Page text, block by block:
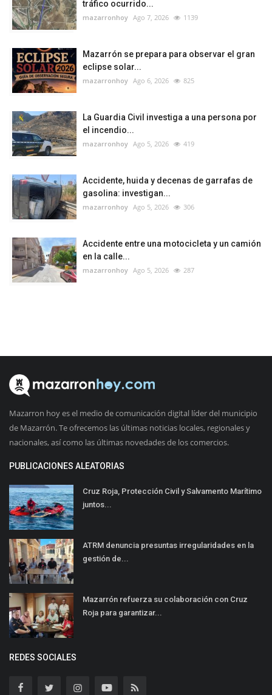
tráfico ocurrido...
mazarronhoy Ago 7, 2026 1139
Mazarrón se prepara para observar el gran
eclipse solar...
mazarronhoy Ago 6, 2026 825
La Guardia Civil investiga a una persona por
el incendio...
mazarronhoy Ago 5, 2026 419
Accidente, huida y decenas de garrafas de
gasolina: investigan...
mazarronhoy Ago 5, 2026 306
Accidente entre una motocicleta y un camión
en la calle...
mazarronhoy Ago 5, 2026 287
Mazarron hoy es el medio de comunicación digital líder del municipio
de Mazarrón. Te ofrecemos las últimas noticias locales, regionales y
nacionales, así como las últimas novedades de los comercios.
PUBLICACIONES ALEATORIAS
Cruz Roja, Protección Civil y Salvamento Marítimo
juntos...
ATRM denuncia presuntas irregularidades en la
gestión de...
Mazarrón refuerza su colaboración con Cruz
Roja para garantizar...
REDES SOCIALES